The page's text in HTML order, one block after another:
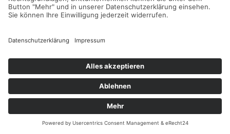
Herbst-Camps im Zischka-Tenniscamp in
05.09.2026 -25.10.2026